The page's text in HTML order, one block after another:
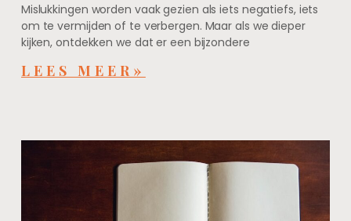
Mislukkingen worden vaak gezien als iets negatiefs, iets
om te vermijden of te verbergen. Maar als we dieper
kijken, ontdekken we dat er een bijzondere
LEES MEER»